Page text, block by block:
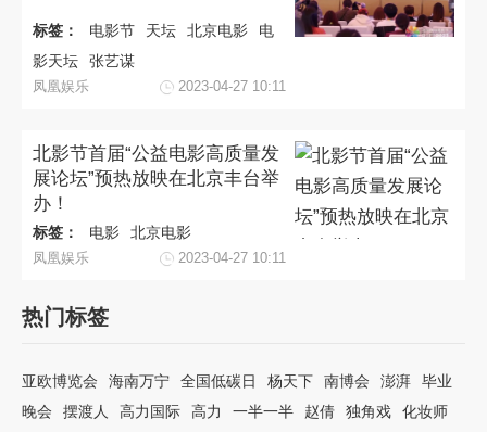
标签： 电影节 天坛 北京电影
电
影天坛
张艺谋
凤凰娱乐 2023-04-27 10:11
北影节首届“公益电影高质量发
展论坛”预热放映在北京丰台举
办！
标签： 电影 北京电影
凤凰娱乐 2023-04-27 10:11
热门标签
亚欧博览会 海南万宁 全国低碳日 杨天下 南博会 澎湃
毕业
晚会
摆渡人 高力国际 高力 一半一半 赵倩 独角戏
化妆师